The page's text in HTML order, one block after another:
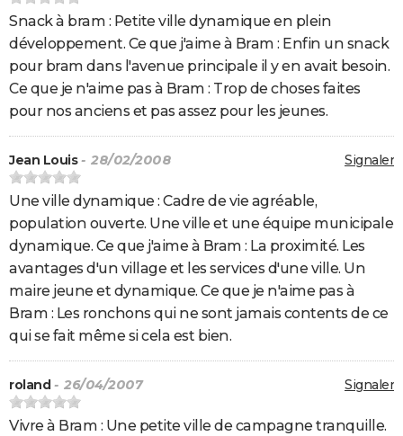
Snack à bram : Petite ville dynamique en plein
développement. Ce que j'aime à Bram : Enfin un snack
pour bram dans l'avenue principale il y en avait besoin.
Ce que je n'aime pas à Bram : Trop de choses faites
pour nos anciens et pas assez pour les jeunes.
Signaler
Jean Louis- 28/02/2008
Une ville dynamique : Cadre de vie agréable,
population ouverte. Une ville et une équipe municipale
dynamique. Ce que j'aime à Bram : La proximité. Les
avantages d'un village et les services d'une ville. Un
maire jeune et dynamique. Ce que je n'aime pas à
Bram : Les ronchons qui ne sont jamais contents de ce
qui se fait même si cela est bien.
Signaler
roland - 26/04/2007
Vivre à Bram : Une petite ville de campagne tranquille.